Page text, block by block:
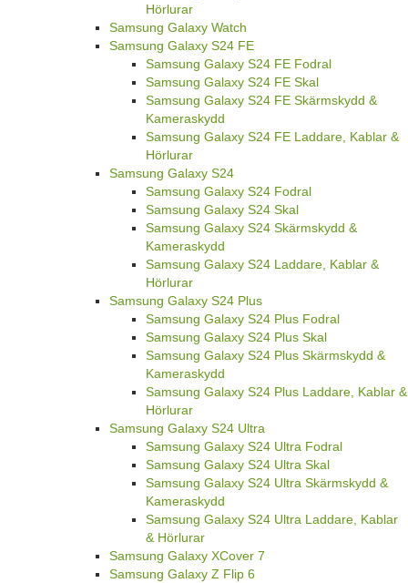
Hörlurar
Samsung Galaxy Watch
Samsung Galaxy S24 FE
Samsung Galaxy S24 FE Fodral
Samsung Galaxy S24 FE Skal
Samsung Galaxy S24 FE Skärmskydd &
Kameraskydd
Samsung Galaxy S24 FE Laddare, Kablar &
Hörlurar
Samsung Galaxy S24
Samsung Galaxy S24 Fodral
Samsung Galaxy S24 Skal
Samsung Galaxy S24 Skärmskydd &
Kameraskydd
Samsung Galaxy S24 Laddare, Kablar &
Hörlurar
Samsung Galaxy S24 Plus
Samsung Galaxy S24 Plus Fodral
Samsung Galaxy S24 Plus Skal
Samsung Galaxy S24 Plus Skärmskydd &
Kameraskydd
Samsung Galaxy S24 Plus Laddare, Kablar &
Hörlurar
Samsung Galaxy S24 Ultra
Samsung Galaxy S24 Ultra Fodral
Samsung Galaxy S24 Ultra Skal
Samsung Galaxy S24 Ultra Skärmskydd &
Kameraskydd
Samsung Galaxy S24 Ultra Laddare, Kablar
& Hörlurar
Samsung Galaxy XCover 7
Samsung Galaxy Z Flip 6